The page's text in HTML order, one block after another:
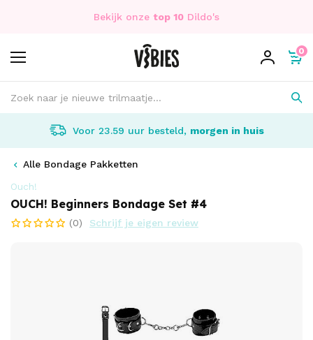
Bekijk onze top 10 Dildo's
0
Voor 23.59 uur besteld, morgen in huis
Alle Bondage Pakketten
Ouch!
OUCH! Beginners Bondage Set #4
(0) Schrijf je eigen review